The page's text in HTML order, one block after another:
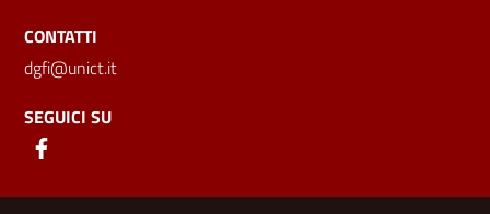
CONTATTI
dgfi@unict.it
SEGUICI SU